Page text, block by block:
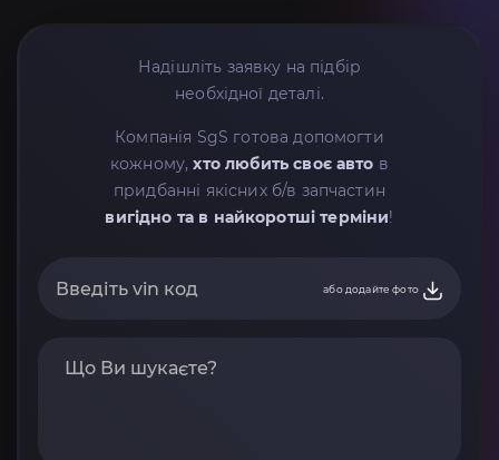
Надішліть заявку на підбір
необхідної деталі.
Компанія SgS готова допомогти
кожному,хто любить своє авто в
придбанні якісних б/в запчастин
вигідно та в найкоротші терміни!
або додайте фото